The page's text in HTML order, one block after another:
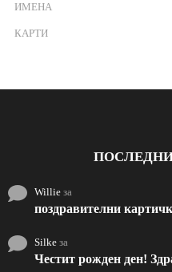
ИМЕНА
КАРТИ
Willie за
поздравителни
Silke за
Честит рожден ден!